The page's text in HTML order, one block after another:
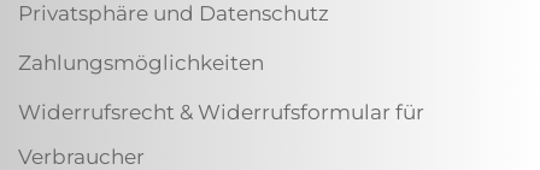
Privatsphäre und Datenschutz
Zahlungsmöglichkeiten
Widerrufsrecht & Widerrufsformular für
Verbraucher